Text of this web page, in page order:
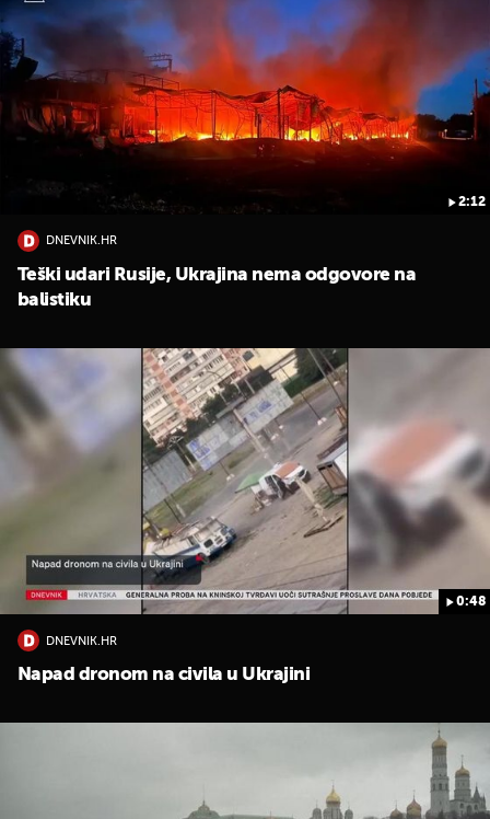
2:12
DNEVNIK.HR
Teški udari Rusije, Ukrajina nema odgovore na
balistiku
0:48
DNEVNIK.HR
Napad dronom na civila u Ukrajini